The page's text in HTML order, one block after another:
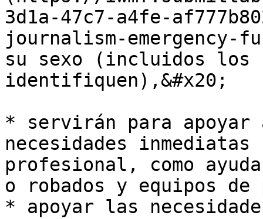
3d1a-47c7-a4fe-
journalism-emergency-
su sexo (incluidos los
identifiquen),&#x20;
* servirán para
necesidades
profesional, como
o robados y equipos de
* apoyar las